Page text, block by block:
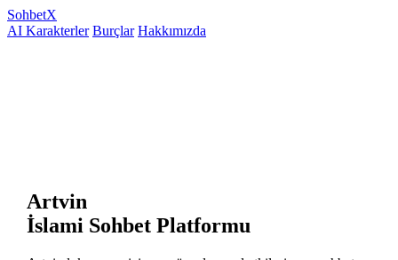
SohbetX
AI Karakterler Burçlar Hakkımızda
Artvin
İslami Sohbet Platformu